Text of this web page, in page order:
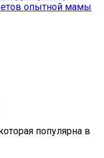
опытной мамы
популярна в